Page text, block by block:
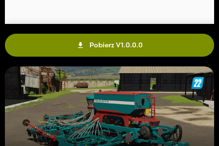
Pobierz V1.0.0.0